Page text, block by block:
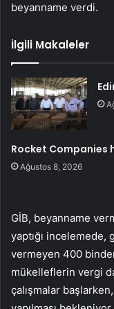
beyanname verdi.
İlgili Makaleler
Rocket Companies
Ağustos 8, 2026
GİB, beyanname
yaptığı
vermeyen 400
mükelleflerin vergi
çalışmalar